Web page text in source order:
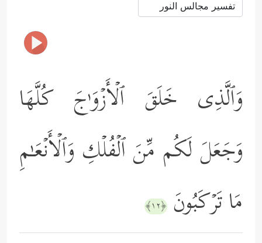
وَٱلَّذِی خَلَقَ ٱلۡأَزۡوَ ٰ⁠جَ كُلَّهَا
وَجَعَلَ لَكُم مِّنَ ٱلۡفُلۡكِ وَٱلۡأَنۡعَـٰمِ
مَا تَرۡكَبُونَ ﴿١٢﴾